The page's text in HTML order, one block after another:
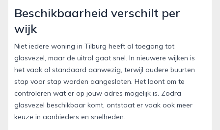
Beschikbaarheid verschilt per
wijk
Niet iedere woning in Tilburg heeft al toegang tot
glasvezel, maar de uitrol gaat snel. In nieuwere wijken is
het vaak al standaard aanwezig, terwijl oudere buurten
stap voor stap worden aangesloten. Het loont om te
controleren wat er op jouw adres mogelijk is. Zodra
glasvezel beschikbaar komt, ontstaat er vaak ook meer
keuze in aanbieders en snelheden.